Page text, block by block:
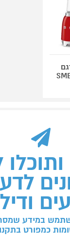
במידע
כמפורט